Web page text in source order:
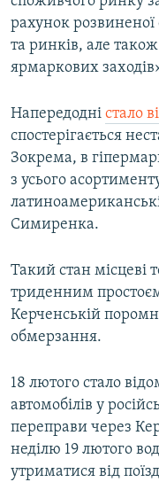
рахунок розвиненої
та ринків, але
ярмаркових
Напередодні стало
спостерігається
Зокрема, в
з усього
Симиренка.
Такий стан місцеві
триденним
Керченській
обмерзання.
18 лютого стало
автомобілів у
переправи через
неділю 19 лютого
утриматися від